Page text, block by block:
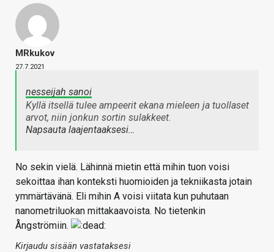
MRkukov
27.7.2021
nesseijah sanoi
Kyllä itsellä tulee ampeerit ekana mieleen ja tuollaset
arvot, niin jonkun sortin sulakkeet.
Napsauta laajentaaksesi…
No sekin vielä. Lähinnä mietin että mihin tuon voisi
sekoittaa ihan konteksti huomioiden ja tekniikasta jotain
ymmärtävänä. Eli mihin A voisi viitata kun puhutaan
nanometriluokan mittakaavoista. No tietenkin
Ångströmiin.
Kirjaudu sisään vastataksesi